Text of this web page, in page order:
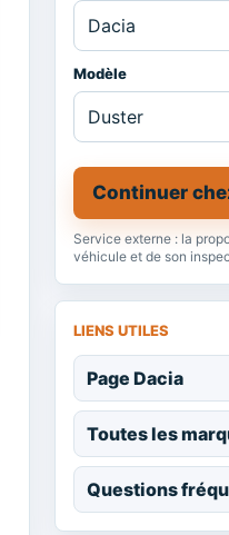
Modèle
Continuer
Service externe : la
véhicule et de son
LIENS UTILES
Page Dacia
Toutes les
Questions